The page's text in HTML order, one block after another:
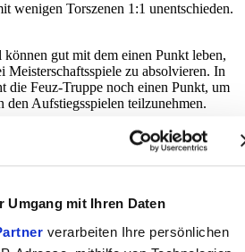
Umgang mit Ihren Daten
verarbeiten Ihre persönlichen
wenigen Torszenen 1:1 unentschieden.
können gut mit dem einen Punkt leben,
Meisterschaftsspiele zu absolvieren. In
die Feuz-Truppe noch einen Punkt, um
den Aufstiegsspielen teilzunehmen.
mit dem letzten Meisterschafts-